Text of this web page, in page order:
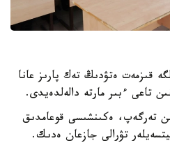
قىزمەت ەتۋدىڭ تەك پارىز عانا
تاعى ءبىر مارتە دالەلدەيدى.
تەرگەپ، ەكىنشىسى قوعامدىق
تۋرالى جازعان ەدىك.